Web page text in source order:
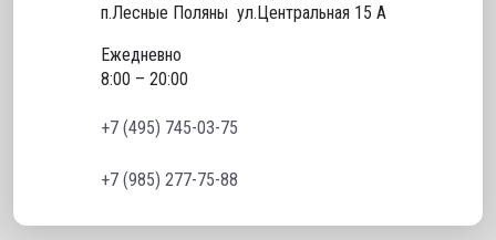
п.Лесные Поляны  ул.Центральная 15 А
Ежедневно
8:00 – 20:00
+7 (495) 745-03-75
+7 (985) 277-75-88